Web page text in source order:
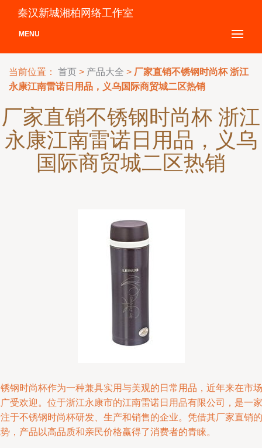
秦汉新城湘柏网络工作室
MENU
当前位置： 首页 > 产品大全 > 厂家直销不锈钢时尚杯 浙江
永康江南雷诺日用品，义乌国际商贸城二区热销
厂家直销不锈钢时尚杯 浙江
永康江南雷诺日用品，义乌
国际商贸城二区热销
钢时尚杯作为一种兼具实用与美观的日常用品，近年来在市场
受欢迎。位于浙江永康市的江南雷诺日用品有限公司，是一家
于不锈钢时尚杯研发、生产和销售的企业。凭借其厂家直销的
，产品以高品质和亲民价格赢得了消费者的青睐。